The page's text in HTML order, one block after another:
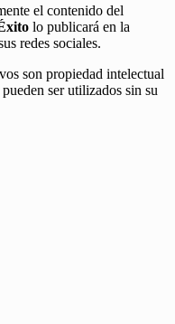
el contenido del
lo publicará en la
redes sociales.
son propiedad intelectual
ser utilizados sin su